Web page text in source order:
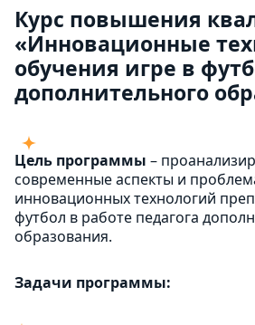
Курс повышения
«Инновационные
обучения игре в
дополнительного
Цель программы –
современные аспекты и
инновационных технологий
футбол в работе педагога
образования.
Задачи программы: